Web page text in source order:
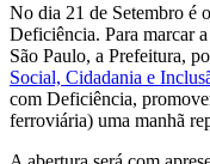
No dia 21 de Setembro é
Deficiência. Para marcar
São Paulo, a Prefeitura,
Social, Cidadania e
com Deficiência,
ferroviária) uma manhã